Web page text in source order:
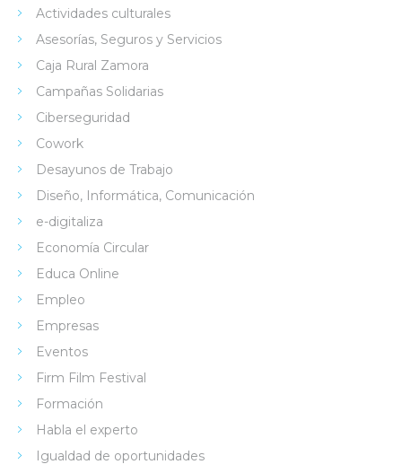
Actividades culturales
Asesorías, Seguros y Servicios
Caja Rural Zamora
Campañas Solidarias
Ciberseguridad
Cowork
Desayunos de Trabajo
Diseño, Informática, Comunicación
e-digitaliza
Economía Circular
Educa Online
Empleo
Empresas
Eventos
Firm Film Festival
Formación
Habla el experto
Igualdad de oportunidades